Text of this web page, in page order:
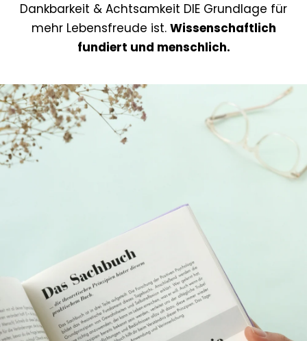
Dankbarkeit & Achtsamkeit DIE Grundlage für
mehr Lebensfreude ist. Wissenschaftlich
fundiert und menschlich.